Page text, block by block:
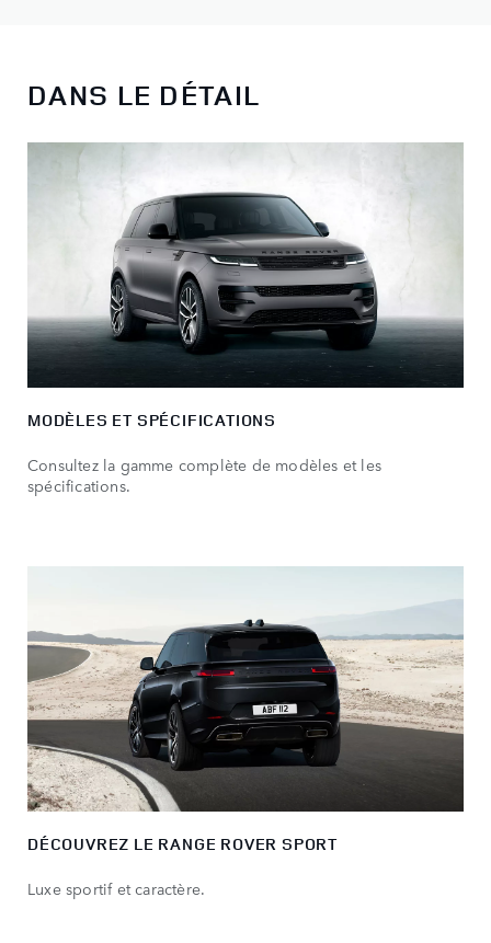
DANS LE DÉTAIL
MODÈLES ET SPÉCIFICATIONS
Consultez la gamme complète de modèles et les
spécifications.
DÉCOUVREZ LE RANGE ROVER SPORT
Luxe sportif et caractère.